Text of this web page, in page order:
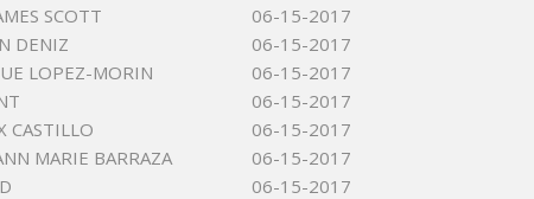
SCOTT
06-15-2017
DENIZ
06-15-2017
LOPEZ-MORIN
06-15-2017
06-15-2017
CASTILLO
06-15-2017
MARIE BARRAZA
06-15-2017
06-15-2017